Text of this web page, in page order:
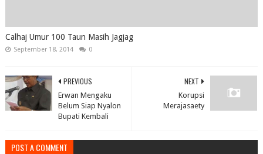
Calhaj Umur 100 Taun Masih Jagjag
September 18, 2014 0
NEXT
Korupsi
Merajasaety
PREVIOUS
Erwan Mengaku
Belum Siap Nyalon
Bupati Kembali
POST A COMMENT